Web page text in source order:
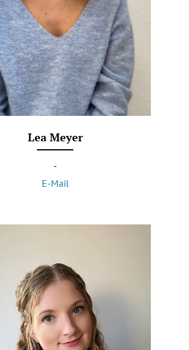
Lea Meyer
-
E-Mail